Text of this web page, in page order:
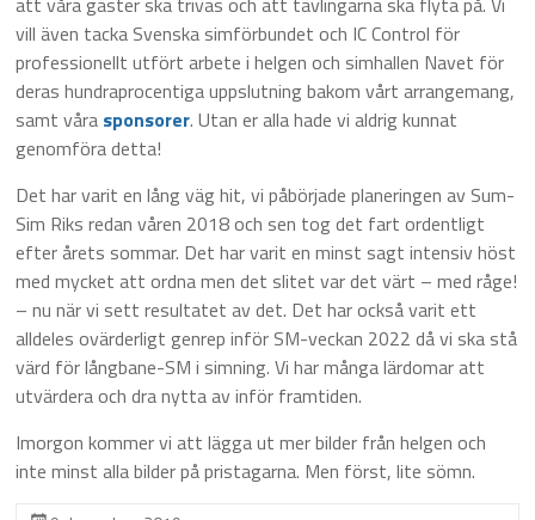
vill även tacka Svenska simförbundet och IC Control för
professionellt utfört arbete i helgen och simhallen Navet för
deras hundraprocentiga uppslutning bakom vårt arrangemang,
samt våra sponsorer. Utan er alla hade vi aldrig kunnat
genomföra detta!
Det har varit en lång väg hit, vi påbörjade planeringen av Sum-
Sim Riks redan våren 2018 och sen tog det fart ordentligt
efter årets sommar. Det har varit en minst sagt intensiv höst
med mycket att ordna men det slitet var det värt – med råge!
– nu när vi sett resultatet av det. Det har också varit ett
alldeles ovärderligt genrep inför SM-veckan 2022 då vi ska stå
värd för långbane-SM i simning. Vi har många lärdomar att
utvärdera och dra nytta av inför framtiden.
Imorgon kommer vi att lägga ut mer bilder från helgen och
inte minst alla bilder på pristagarna. Men först, lite sömn.